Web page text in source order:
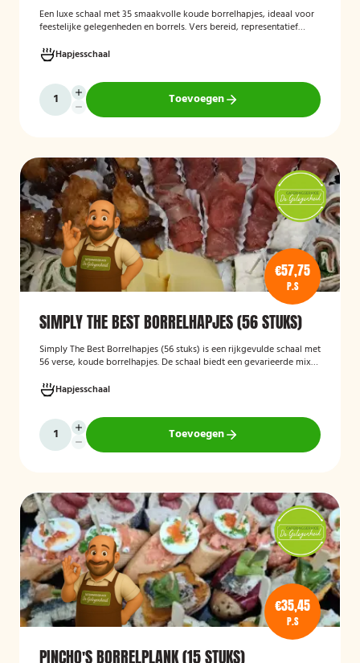
Een luxe schaal met 35 smaakvolle koude borrelhapjes, ideaal voor
feestelijke gelegenheden en borrels. Vers bereid, representatief
Hapjesschaal
Toevoegen
€57,75
P.S
SIMPLY THE BEST BORRELHAPJES (56 STUKS)
Simply The Best Borrelhapjes (56 stuks) is een rijkgevulde schaal met
56 verse, koude borrelhapjes. De schaal biedt een gevarieerde mix
recepties en andere bijeenkomsten. De hapjes worden kant-en-klaar
geleverd, zodat u zonder voorbereiding uw gasten kunt trakteren op
een smakelijke en verzorgde borrelplank.
Hapjesschaal
Toevoegen
€35,45
P.S
PINCHO'S BORRELPLANK (15 STUKS)